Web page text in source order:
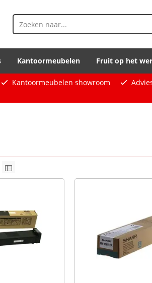
Kantoormeubelen Fruit op het
Kantoormeubelen showroom